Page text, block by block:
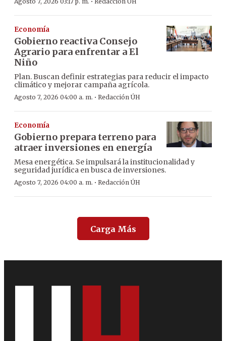
Economía
Gobierno reactiva Consejo
Agrario para enfrentar a El
Niño
Plan. Buscan definir estrategias para reducir el impacto
climático y mejorar campaña agrícola.
Agosto 7, 2026 04:00 a. m. · Redacción ÚH
Economía
Gobierno prepara terreno para
atraer inversiones en energía
Mesa energética. Se impulsará la institucionalidad y
seguridad jurídica en busca de inversiones.
Agosto 7, 2026 04:00 a. m. · Redacción ÚH
Carga Más